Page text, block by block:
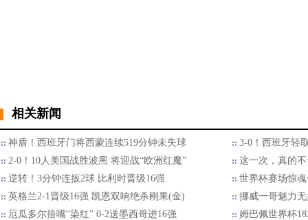
相关新闻
神盾！西班牙门将西蒙连续519分钟未失球
3-0！西班牙轻
2-0！10人美国战胜波黑 将迎战“欧洲红魔”
这一次，真的
逆转！3分钟连扳2球 比利时晋级16强
世界杯赛场惊
英格兰2-1晋级16强 凯恩双响绝杀刚果(金)
挪威一哥魅力
厄瓜多尔捂嘴“染红” 0-2送墨西哥进16强
姆巴佩世界杯